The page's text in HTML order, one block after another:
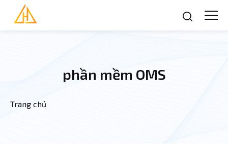
Nhảy đến nội dung
phần mềm OMS
Bạn đang ở đây
Trang chủ